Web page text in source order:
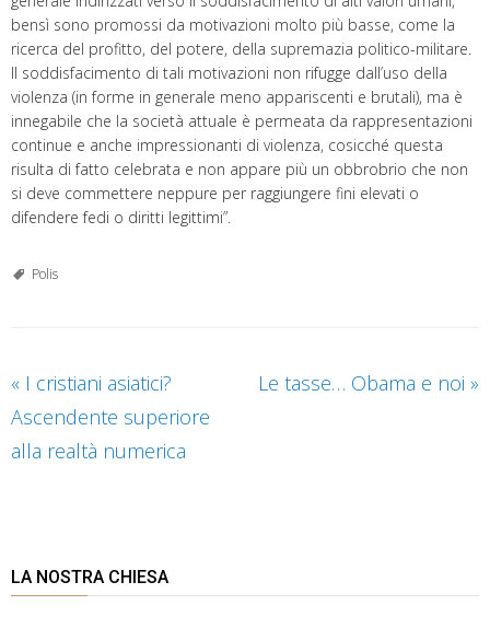
bensì sono promossi da motivazioni molto più basse, come la
ricerca del profitto, del potere, della supremazia politico-militare.
Il soddisfacimento di tali motivazioni non rifugge dall’uso della
violenza (in forme in generale meno appariscenti e brutali), ma è
innegabile che la società attuale è permeata da rappresentazioni
continue e anche impressionanti di violenza, cosicché questa
risulta di fatto celebrata e non appare più un obbrobrio che non
si deve commettere neppure per raggiungere fini elevati o
difendere fedi o diritti legittimi”.
Polis
« I cristiani asiatici?
Ascendente superiore
alla realtà numerica
Le tasse… Obama e noi »
LA NOSTRA CHIESA